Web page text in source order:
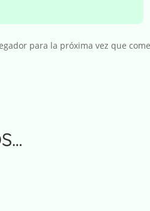
para la próxima vez que